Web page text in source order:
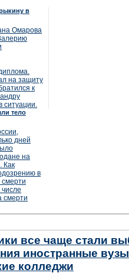
в
Омарова
на защиту
к
ситуации.
тело
дней
на
Как
в
смерти
смерти
все чаще стали
иностранные
колледжи